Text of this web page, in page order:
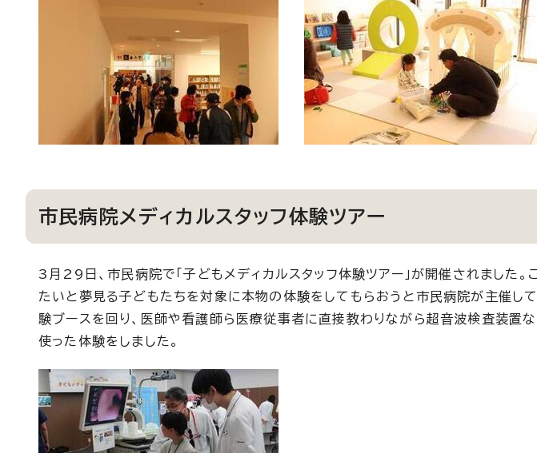
市民病院メディカルスタッフ体験ツアー
3月29日、市民病院で「子どもメディカルスタッフ体験ツアー」が開催されました
たいと夢見る子どもたちを対象に本物の体験をしてもらおうと市民病院が主催し
験ブースを回り、医師や看護師ら医療従事者に直接教わりながら超音波検査装置
使った体験をしました。